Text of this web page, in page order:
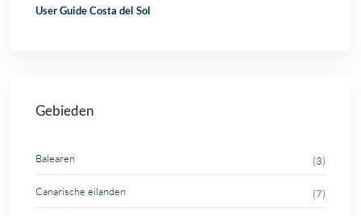
User Guide Costa del Sol
Gebieden
Balearen (3)
Canarische eilanden (7)